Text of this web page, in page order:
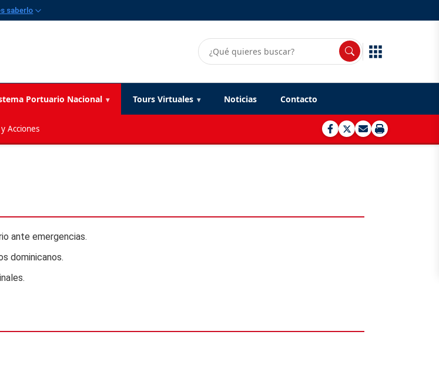
saberlo
Portuario Nacional Tours Virtuales Noticias Contacto
Acciones
ante emergencias.
dominicanos.